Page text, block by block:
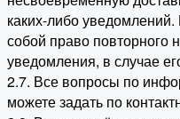
каких-либо
собой право повторного
уведомления, в случае
2.7. Все вопросы по
можете задать по